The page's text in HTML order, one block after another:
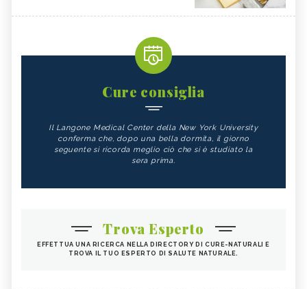
Cure consiglia
Il Langone Medical Center della New York University
conferma che, dopo una bella dormita, il giorno
seguente si ricorda meglio ciò che si è studiato la
sera prima.
Trova Esperto
EFFETTUA UNA RICERCA NELLA DIRECTORY DI CURE-NATURALI E
TROVA IL TUO ESPERTO DI SALUTE NATURALE.